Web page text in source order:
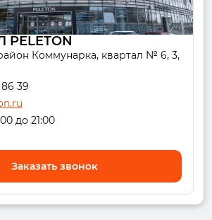
Коммунарка, квартал № 6, 3,
39
до 21:00
Заказать звонок